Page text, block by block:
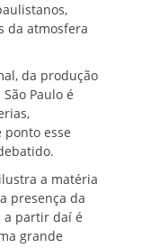
da atmosfera
da produção
Paulo é
ponto esse
a matéria
presença da
a partir daí é
grande